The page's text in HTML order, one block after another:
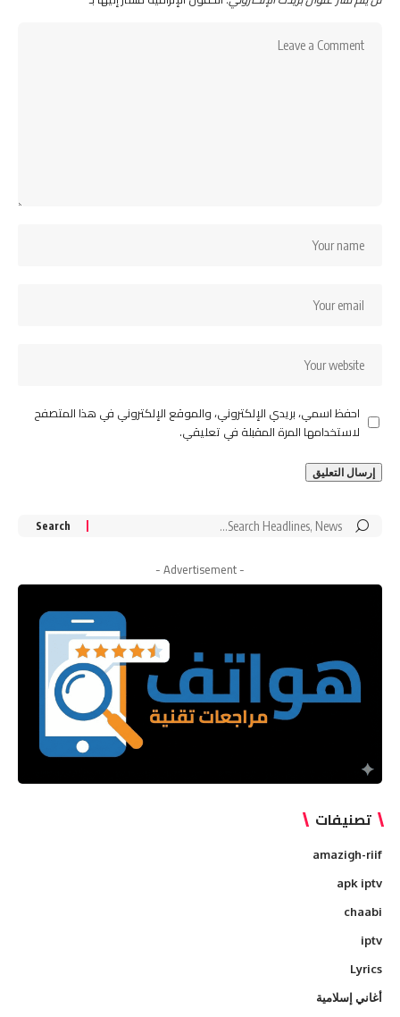
احفظ اسمي، بريدي الإلكتروني، والموقع الإلكتروني في هذا المتصفح
لاستخدامها المرة المقبلة في تعليقي.
Search
- Advertisement -
تصنيفات
amazigh-riif
apk iptv
chaabi
iptv
Lyrics
أغاني إسلامية